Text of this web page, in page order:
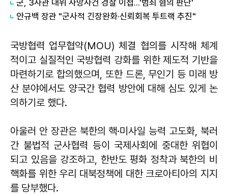
군, 3사관 대위 사망사건 경찰 이첩...'범죄 혐의 판단'
안규백 장관 "군사적 긴장완화·신뢰회복 투트랙 추진"
국방협력 업무협약(MOU) 체결 협의를 시작해 체계
적이고 실질적인 국방협력 강화를 위한 제도적 기반을
마련하기로 합의했으며, 또한 드론, 무인기 등 미래 방
산 분야에서도 양국간 협력 방안에 대해 심도 있게 논
의하기로 했다.
아울러 안 장관은 북한의 핵·미사일 능력 고도화, 북러
간 불법적 군사협력 등이 국제사회에 중대한 위협이
되고 있음을 강조하고, 한반도 평화 정착과 북한의 비
핵화를 위한 우리 대북정책에 대한 크로아티아의 지지
를 당부했다.